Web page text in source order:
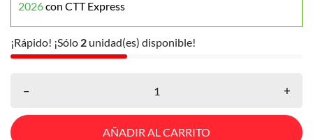
2026con CTT Express
¡Rápido! ¡Sólo 2 unidad(es) disponible!
– +
AÑADIR AL CARRITO